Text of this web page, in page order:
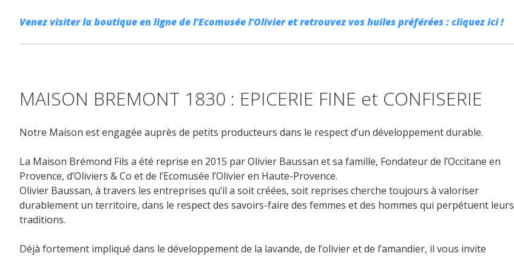
Venez visiter la boutique en ligne de l’Ecomusée l’Olivier et retrouvez vos huiles préférées : cliquez ici !
MAISON BREMONT 1830 : EPICERIE FINE et CONFISERIE
Notre Maison est engagée auprès de petits producteurs dans le respect d’un développement durable.
La Maison Brémond Fils a été reprise en 2015 par Olivier Baussan et sa famille, Fondateur de l’Occitane en
Provence, d’Oliviers & Co et de l’Ecomusée l’Olivier en Haute-Provence.
Olivier Baussan, à travers les entreprises qu’il a soit créées, soit reprises cherche toujours à valoriser
durablement un territoire, dans le respect des savoirs-faire des femmes et des hommes qui perpétuent leurs
traditions.
Déjà fortement impliqué dans le développement de la lavande, de l’olivier et de l’amandier, il vous invite